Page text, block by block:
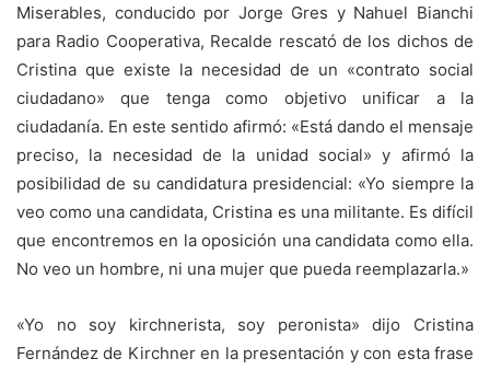
Miserables, conducido por Jorge Gres y Nahuel Bianchi
para Radio Cooperativa, Recalde rescató de los dichos de
Cristina que existe la necesidad de un «contrato social
ciudadano» que tenga como objetivo unificar a la
ciudadanía. En este sentido afirmó: «Está dando el mensaje
preciso, la necesidad de la unidad social» y afirmó la
posibilidad de su candidatura presidencial: «Yo siempre la
veo como una candidata, Cristina es una militante. Es difícil
que encontremos en la oposición una candidata como ella.
No veo un hombre, ni una mujer que pueda reemplazarla.»
«Yo no soy kirchnerista, soy peronista» dijo Cristina
Fernández de Kirchner en la presentación y con esta frase